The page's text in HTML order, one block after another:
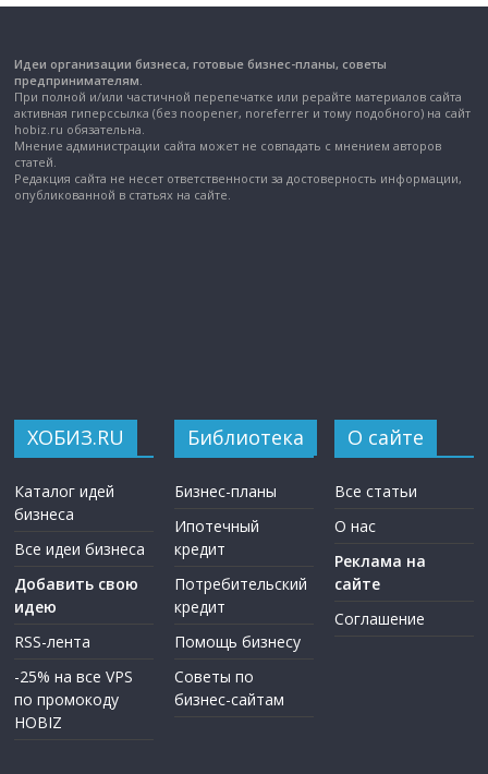
Идеи организации бизнеса, готовые бизнес-планы, советы
предпринимателям.
При полной и/или частичной перепечатке или рерайте материалов сайта
активная гиперссылка (без noopener, noreferrer и тому подобного) на сайт
hobiz.ru обязательна.
Мнение администрации сайта может не совпадать с мнением авторов
статей.
Редакция сайта не несет ответственности за достоверность информации,
опубликованной в статьях на сайте.
ХОБИЗ.RU
Каталог идей
бизнеса
Все идеи бизнеса
Добавить свою
идею
RSS-лента
-25% на все VPS
по промокоду
HOBIZ
Библиотека
Бизнес-планы
Ипотечный
кредит
Потребительский
кредит
Помощь бизнесу
Советы по
бизнес-сайтам
О сайте
Все статьи
О нас
Реклама на
сайте
Соглашение